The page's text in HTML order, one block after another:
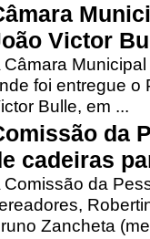
Victor
Câmara
foi entregue o
Bulle, em ...
da
cadeiras
Comissão da
Zancheta